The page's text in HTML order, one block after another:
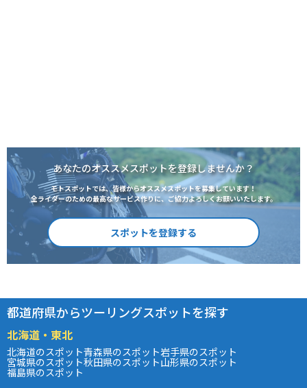
あなたのオススメスポットを登録しませんか？
モトスポットでは、皆様からオススメスポットを募集しています！
全ライダーのための最高なサービス作りに、ご協力よろしくお願いいたします。
スポットを登録する
都道府県からツーリングスポットを探す
北海道・東北
北海道のスポット青森県のスポット岩手県のスポット
宮城県のスポット秋田県のスポット山形県のスポット
福島県のスポット